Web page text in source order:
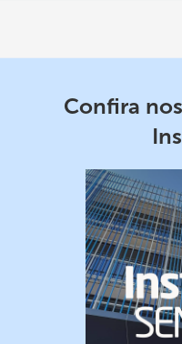
Confira